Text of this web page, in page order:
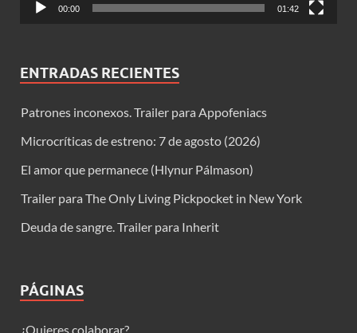
00:00 01:42
ENTRADAS RECIENTES
Patrones inconexos. Trailer para Appofeniacs
Microcríticas de estreno: 7 de agosto (2026)
El amor que permanece (Hlynur Pálmason)
Trailer para The Only Living Pickpocket in New York
Deuda de sangre. Trailer para Inherit
PÁGINAS
¿Quieres colaborar?